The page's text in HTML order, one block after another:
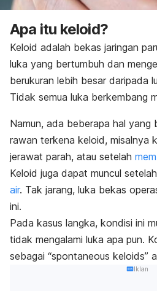
Apa itu keloid?
Keloid adalah bekas jaringan
luka yang bertumbuh dan
berukuran lebih besar daripada
Tidak semua luka berkembang
Namun, ada beberapa hal yang
rawan terkena keloid, misalnya
jerawat parah, atau setelah
Keloid juga dapat muncul
air. Tak jarang, luka bekas
ini.
Pada kasus langka, kondisi ini
tidak mengalami luka apa pun.
sebagai “spontaneous keloids”
Iklan